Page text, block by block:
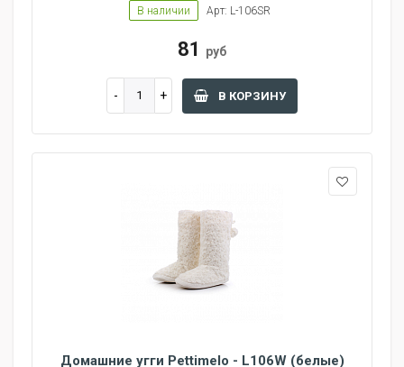
В наличии Арт: L-106SR
81 руб
В КОРЗИНУ
Домашние угги Pettimelo - L106W (белые)